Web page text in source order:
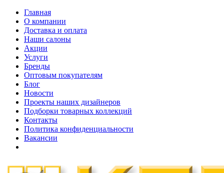
Главная
О компании
Доставка и оплата
Наши cалоны
Акции
Услуги
Бренды
Оптовым покупателям
Блог
Новости
Проекты наших дизайнеров
Подборки товарных коллекций
Контакты
Политика конфиденциальности
Вакансии